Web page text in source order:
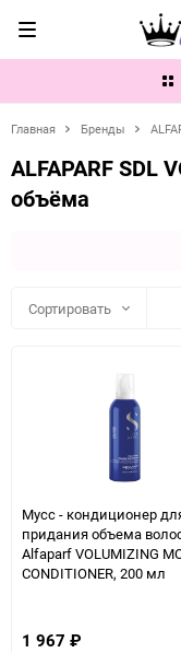
Главная Бренды
ALFAPARF SDL
объёма
Сортировать
Мусс - кондиционер
придания объема
Alfaparf VOLUMIZING
CONDITIONER, 200 мл
1 967 ₽